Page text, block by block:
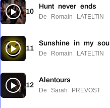
10
Hunt never ends
De Romain LATELTIN
11
Sunshine in my soul
De Romain LATELTIN
12
Alentours
De Sarah PREVOST